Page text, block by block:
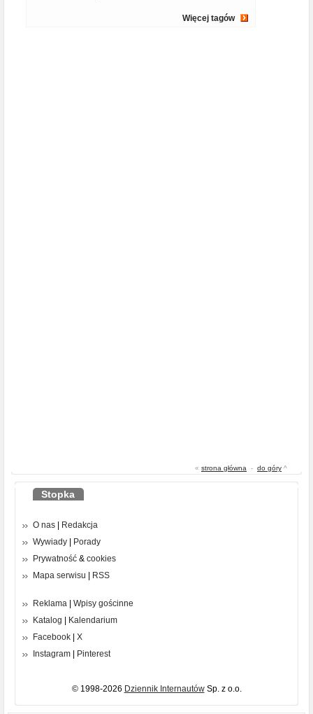
Więcej tagów
« strona główna - do góry ^
Stopka
O nas
Redakcja
Wywiady
Porady
Prywatność & cookies
Mapa serwisu
RSS
Reklama
Wpisy gościnne
Katalog
Kalendarium
Facebook
X
Instagram
Pinterest
© 1998-2026 Dziennik InternautówSp. z o.o.